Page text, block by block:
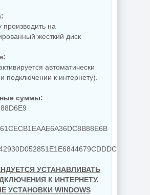
производить на
жесткий диск
автоматически
подключении к интернету).
суммы:
УСТАНАВЛИВАТЬ
К ИНТЕРНЕТУ.
УСТАНОВКИ WINDOWS